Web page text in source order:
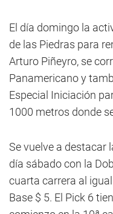
El día domingo la
de las Piedras para
Arturo Piñeyro, se
Panamericano y
Especial Iniciación
1000 metros donde
Se vuelve a destacar
día sábado con la
cuarta carrera al
Base $ 5. El Pick 6